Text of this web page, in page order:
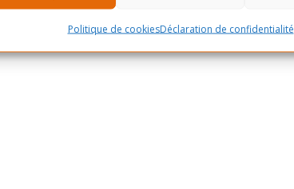
Politique de cookiesDéclaration de confidentialité